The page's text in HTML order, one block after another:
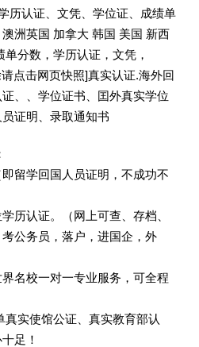
历认证、文凭、学位证、成绩单
洲英国 加拿大 韩国 美国 新西
分数，学历认证，文凭，
点击网页快照]真实认证.海外回
、、学位证书、囯外真实学位
证明、录取通知书
留学回国人员证明，不成功不
历认证。（网上可查、存档、
公务员，落户，进国企，外
名校一对一专业服务，可全程
实使馆公证、真实教育部认
足！